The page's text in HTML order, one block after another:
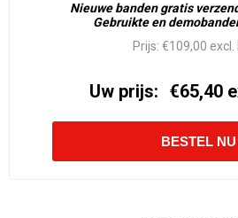
Nieuwe banden gratis
Gebruikte en
Prijs: €109,00 excl.
Uw prijs: €65,40